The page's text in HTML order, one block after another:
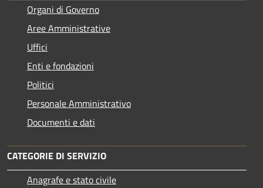
Organi di Governo
Aree Amministrative
Uffici
Enti e fondazioni
Politici
Personale Amministrativo
Documenti e dati
CATEGORIE DI SERVIZIO
Anagrafe e stato civile